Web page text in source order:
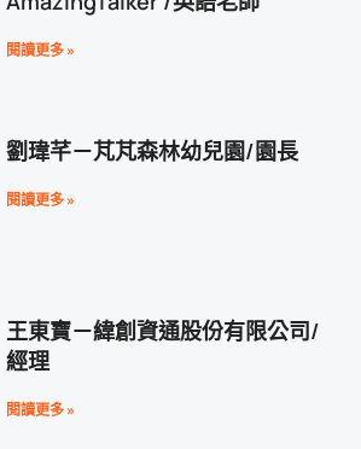
閱讀更多 »
劉瑋芊－芃芃森林幼兒園/園長
閱讀更多 »
王東寶－緯創資通股份有限公司/
經理
閱讀更多 »